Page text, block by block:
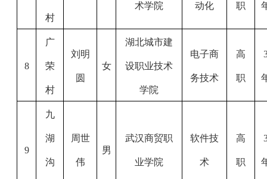
村
术学院 动化 职
8
广
荣
村
刘明
圆
女
湖北城市建
设职业技术
学院
电子商
务技术
高
职
9
九
湖
沟
周世
伟
男
武汉商贸职
业学院
软件技
术
高
职